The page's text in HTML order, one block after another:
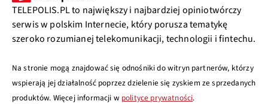
TELEPOLIS.PL to największy i najbardziej opiniotwórczy
serwis w polskim Internecie, który porusza tematykę
szeroko rozumianej telekomunikacji, technologii i fintechu.
Na stronie mogą znajdować się odnośniki do witryn partnerów, którzy
wspierają jej działalność poprzez dzielenie się zyskiem ze sprzedanych
produktów. Więcej informacji w polityce prywatności.